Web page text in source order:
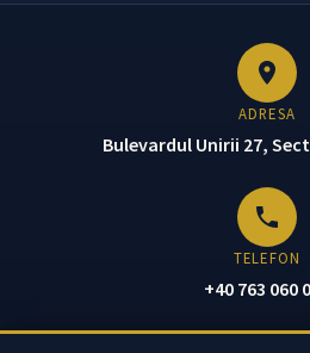
ADRESA
Bulevardul Unirii 27,
TELEFON
+40 763 060